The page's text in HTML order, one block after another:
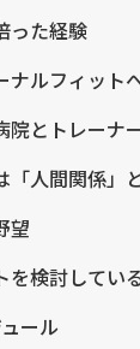
った経験
ナルフィット
とトレーナ
人間関係」
望
を検討してい
ール